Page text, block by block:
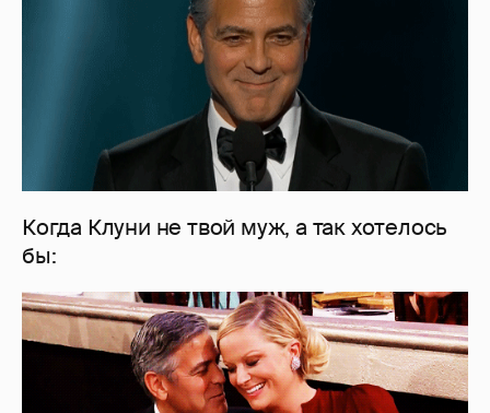
Когда Клуни не твой муж, а так хотелось
бы: